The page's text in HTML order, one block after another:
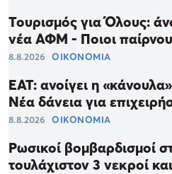
Τουρισμός για Όλους:
νέα ΑΦΜ - Ποιοι
8.8.2026 ΟΙΚΟΝΟΜΙΑ
ΕΑΤ: ανοίγει η
Νέα δάνεια για
8.8.2026 ΟΙΚΟΝΟΜΙΑ
Ρωσικοί βομβαρδισμοί
τουλάχιστον 3 νεκροί